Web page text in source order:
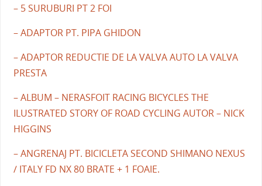
– 5 SURUBURI PT 2 FOI
– ADAPTOR PT. PIPA GHIDON
– ADAPTOR REDUCTIE DE LA VALVA AUTO LA VALVA
PRESTA
– ALBUM – NERASFOIT RACING BICYCLES THE
ILUSTRATED STORY OF ROAD CYCLING AUTOR – NICK
HIGGINS
– ANGRENAJ PT. BICICLETA SECOND SHIMANO NEXUS
/ ITALY FD NX 80 BRATE + 1 FOAIE.